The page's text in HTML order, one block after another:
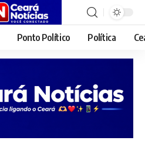
Ponto Político Política